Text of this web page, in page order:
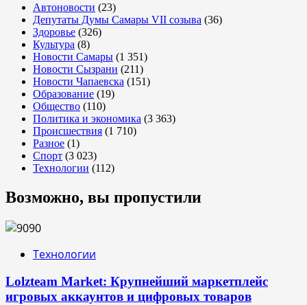
Автоновости (23)
Депутаты Думы Самары VII созыва (36)
Здоровье (326)
Культура (8)
Новости Самары (1 351)
Новости Сызрани (211)
Новости Чапаевска (151)
Образование (19)
Общество (110)
Политика и экономика (3 363)
Происшествия (1 710)
Разное (1)
Спорт (3 023)
Технологии (112)
Возможно, вы пропустили
Технологии
Lolzteam Market: Крупнейший маркетплейс
игровых аккаунтов и цифровых товаров